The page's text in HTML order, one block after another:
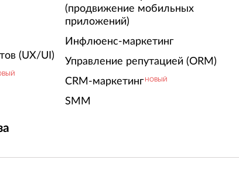
(UX/UI)
(продвижение мобильных
приложений)
Инфлюенс-маркетинг
Управление репутацией (ORM)
CRM-маркетинг НОВЫЙ
SMM